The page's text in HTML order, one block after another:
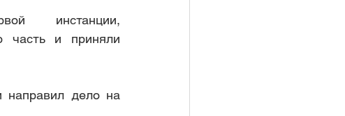
налоговой инсп
инстанции,
часть и приняли
направил дело на